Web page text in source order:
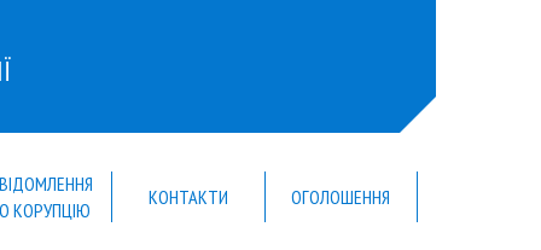
КОРУПЦІЮ
КОНТАКТИ ОГОЛОШЕННЯ